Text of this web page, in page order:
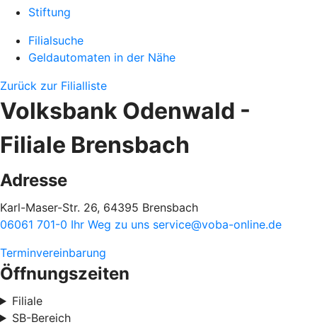
Stiftung
Filialsuche
Geldautomaten in der Nähe
Zurück zur Filialliste
Volksbank Odenwald -
Filiale Brensbach
Adresse
Karl-Maser-Str. 26, 64395 Brensbach
06061 701-0 Ihr Weg zu uns service@voba-online.de
Terminvereinbarung
Öffnungszeiten
Filiale
SB-Bereich